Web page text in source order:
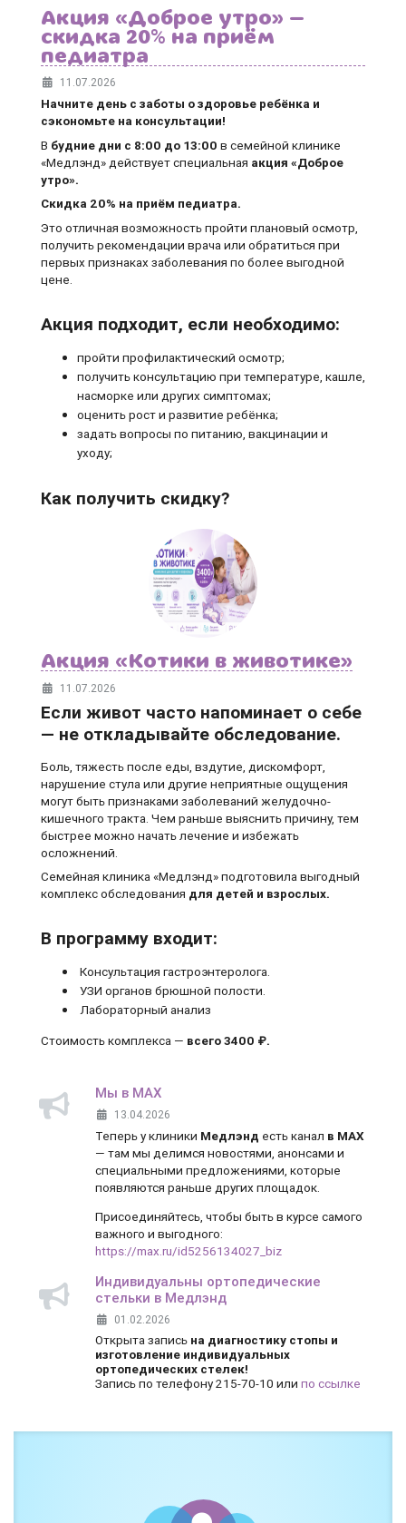
Акция «Доброе утро» —
скидка 20% на приём
педиатра
11.07.2026
Начните день с заботы о здоровье ребёнка и
сэкономьте на консультации!
В будние дни с 8:00 до 13:00 в семейной клинике
«Медлэнд» действует специальная акция «Доброе
утро».
Скидка 20% на приём педиатра.
Это отличная возможность пройти плановый осмотр,
получить рекомендации врача или обратиться при
первых признаках заболевания по более выгодной
цене.
Акция подходит, если необходимо:
пройти профилактический осмотр;
получить консультацию при температуре, кашле,
насморке или других симптомах;
оценить рост и развитие ребёнка;
задать вопросы по питанию, вакцинации и
уходу;
Как получить скидку?
Акция «Котики в животике»
11.07.2026
Если живот часто напоминает о себе
— не откладывайте обследование.
Боль, тяжесть после еды, вздутие, дискомфорт,
нарушение стула или другие неприятные ощущения
могут быть признаками заболеваний желудочно-
кишечного тракта. Чем раньше выяснить причину, тем
быстрее можно начать лечение и избежать
осложнений.
Семейная клиника «Медлэнд» подготовила выгодный
комплекс обследования для детей и взрослых.
В программу входит:
Консультация гастроэнтеролога.
УЗИ органов брюшной полости.
Лабораторный анализ
Стоимость комплекса — всего 3400 ₽.
Мы в MAX
13.04.2026
Теперь у клиники Медлэнд есть канал в MAX
— там мы делимся новостями, анонсами и
специальными предложениями, которые
появляются раньше других площадок.
Присоединяйтесь, чтобы быть в курсе самого
важного и выгодного:
https://max.ru/id5256134027_biz
Индивидуальны ортопедические
стельки в Медлэнд
01.02.2026
Открыта запись на диагностику стопы и
изготовление индивидуальных
ортопедических стелек!
Запись по телефону 215-70-10 или по ссылке